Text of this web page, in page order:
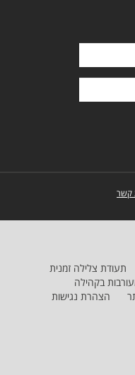
קשר
תעודת צלילה זמנית
בקהילה
הצהרת נגישות